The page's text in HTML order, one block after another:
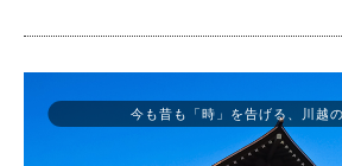
今も昔も「時」を告げる、川越